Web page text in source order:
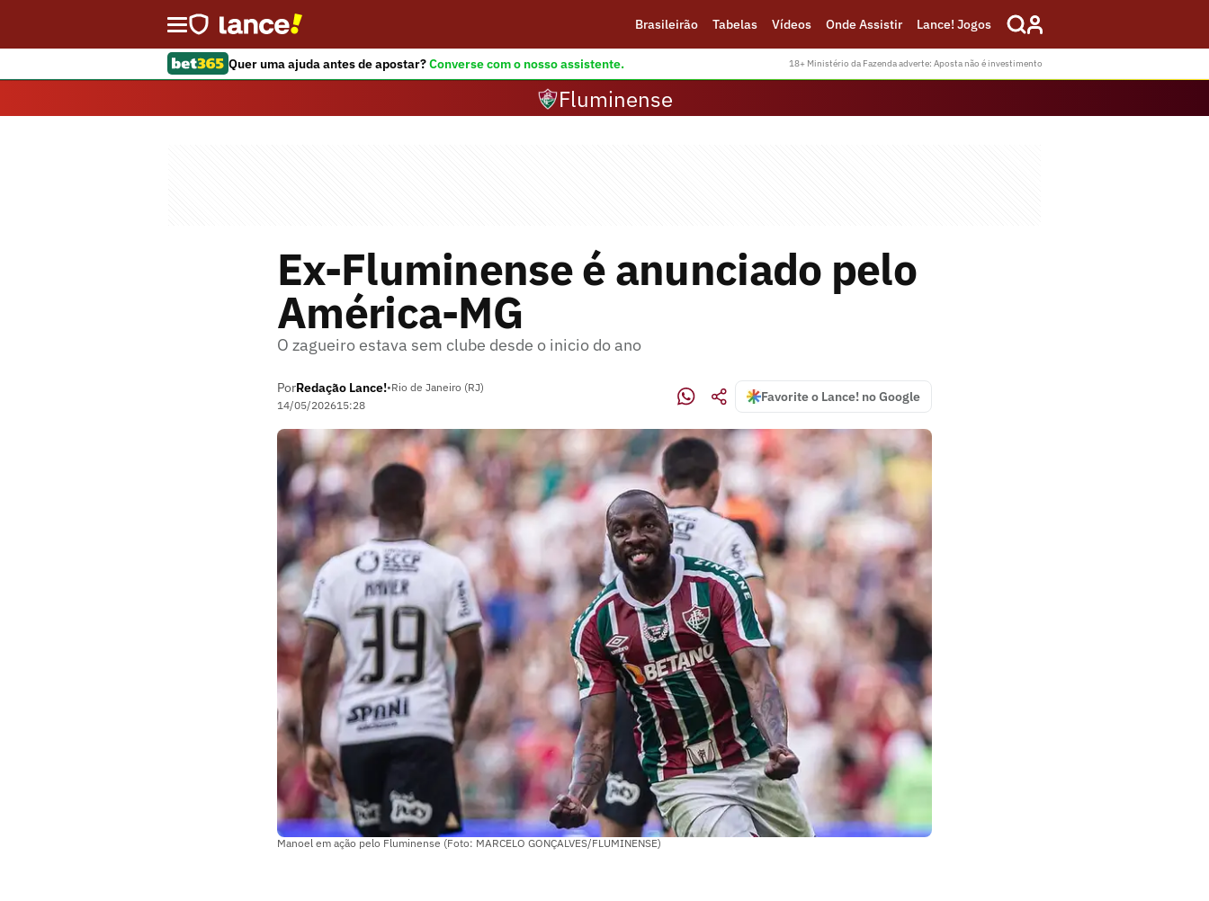
Brasileirão Tabelas Vídeos Onde Assistir Lance! Jogos
Quer uma ajuda antes de apostar?Converse com o nosso assistente. 18+ Ministério da Fazenda adverte: Aposta não é investimento
Fluminense
Ex-Fluminense é anunciado pelo
América-MG
O zagueiro estava sem clube desde o inicio do ano
PorRedação Lance!•Rio de Janeiro (RJ)
14/05/202615:28
Favorite o Lance! no Google
Manoel em ação pelo Fluminense (Foto: MARCELO GONÇALVES/FLUMINENSE)